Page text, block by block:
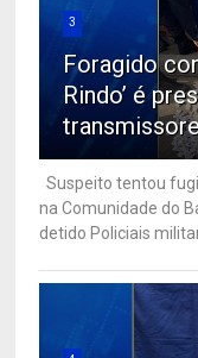
3
Foragido
Rindo’ é
Suspeito tentou
na Comunidade do
detido Policiais